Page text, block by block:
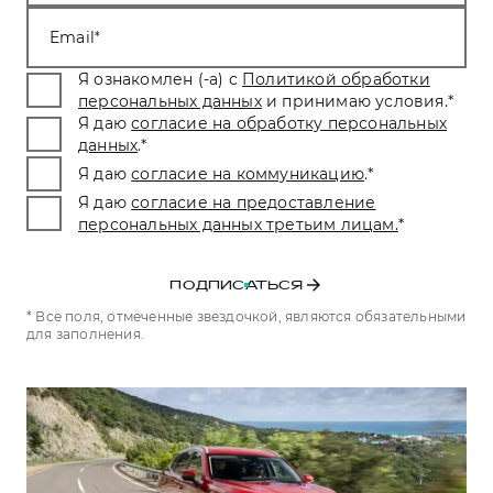
от 3 199 000 ₽ от 3 499 000 ₽
от 3 599 000 ₽
POER
от 3 449 000 ₽
Тест-драйв
Трейд-ин
КРЕДИТ И СТРАХОВАНИЕ
Кредитный калькулятор
Страхование
КОРПОРАТИВНЫМ КЛИЕНТАМ
Корпоративным клиентам
Крупным корпоративным клиентам
Система управления автопарком
СЕРВИСНОЕ ОБСЛУЖИВАНИЕ
Нулевое ТО
Программа «Помощь на дороге»
Регламенты технического обслуживания
Электронный ПТС
GWM Безопасность
Гарантия HAVAL
Программа «HAVAL Защита+»
Руководства по эксплуатации
Подписки
О дилере
Наша команда
Контакты
Email
Я ознакомлен (-а) с Политикой обработки
персональных данных и принимаю условия.*
Я даю согласие на обработку персональных
данных.*
Я даю согласие на коммуникацию.*
Я даю согласие на предоставление
персональных данных третьим лицам.*
ПОДПИСАТЬСЯ
* Все поля, отмеченные звездочкой, являются обязательными
для заполнения.